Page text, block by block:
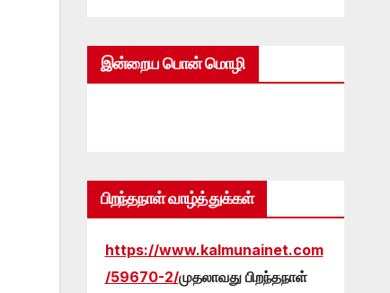
இன்றைய பொன் மொழி
பிறந்தநாள் வாழ்த்துக்கள்
https://www.kalmunainet.com
/59670-2/முதலாவது பிறந்தநாள்